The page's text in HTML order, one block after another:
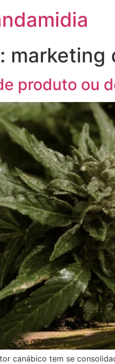
marketing
produto ou
canábico tem se